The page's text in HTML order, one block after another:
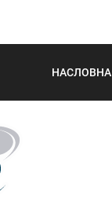
НАСЛОВНА